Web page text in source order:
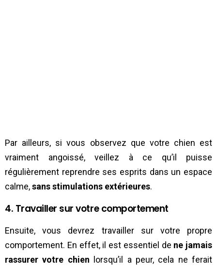
Par ailleurs, si vous observez que votre chien est
vraiment angoissé, veillez à ce qu’il puisse
régulièrement reprendre ses esprits dans un espace
calme,sans stimulations extérieures.
4. Travailler sur votre comportement
Ensuite, vous devrez travailler sur votre propre
comportement. En effet, il est essentiel de ne jamais
rassurer votre chien lorsqu’il a peur, cela ne ferait